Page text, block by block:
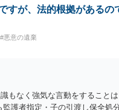
すが、法的根拠があるの
#悪意の遺棄
もなく強気な言動をすること
護者指定・子の引渡し保全処